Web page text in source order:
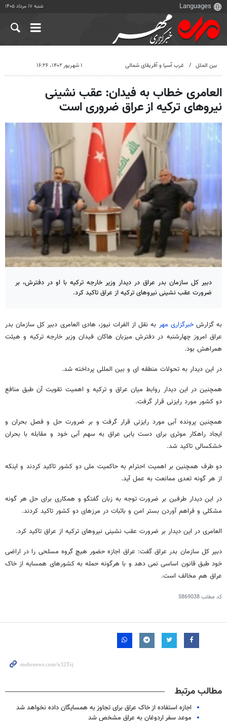
شنبه ۱۷ مرداد ۱۴۰۵
بین الملل غرب آسیا و آفریقای شمالی ۱ شهریور ۱۴۰۲، ۱۶:۲۶
العامری خطاب به فیدان: عقب نشینی
نیروهای ترکیه از عراق ضروری است
دبیر کل سازمان بدر عراق در دیدار وزیر خارجه ترکیه با او در دفترش، بر
ضرورت عقب نشینی نیروهای ترکیه از عراق تاکید کرد.
به گزارشخبرگزاری مهر به نقل از الفرات نیوز، هادی العامری دبیر کل سازمان بدر
عراق امروز چهارشنبه در دفترش میزبان هاکان فیدان وزیر خارجه ترکیه و هیئت
همراهش بود.
در این دیدار به تحولات منطقه ای و بین المللی پرداخته شد.
همچنین در این دیدار روابط میان عراق و ترکیه و اهمیت تقویت آن طبق منافع
دو کشور مورد رایزنی قرار گرفت.
همچنین پرونده آبی مورد رایزنی قرار گرفت و بر ضرورت حل و فصل بحران و
ایجاد راهکار موثری برای دست یابی عراق به سهم آبی خود و مقابله با بحران
خشکسالی تاکید شد.
دو طرف همچنین بر اهمیت احترام به حاکمیت ملی دو کشور تاکید کردند و اینکه
از هر گونه تعدی ممانعت به عمل آید.
در این دیدار طرفین بر ضرورت توجه به زبان گفتگو و همکاری برای حل هر گونه
مشکلی و فراهم آوردن بستر امن و باثبات در مرزهای دو کشور تاکید کردند.
العامری در این دیدار بر ضرورت عقب نشینی نیروهای ترکیه از عراق تاکید کرد.
دبیر کل سازمان بدر عراق گفت: عراق اجازه حضور هیچ گروه مسلحی را در اراضی
خود طبق قانون اساسی نمی دهد و با هرگونه حمله به کشورهای همسایه از خاک
عراق هم مخالف است.
کد مطلب5869038
مطالب مرتبط
اجازه استفاده از خاک عراق برای تجاوز به همسایگان داده نخواهد شد
موعد سفر اردوغان به عراق مشخص شد